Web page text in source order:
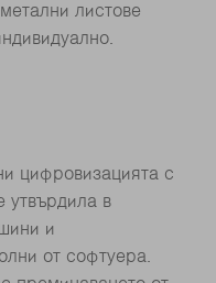
листове
цифровизацията с
утвърдила в
и
от софтуера.